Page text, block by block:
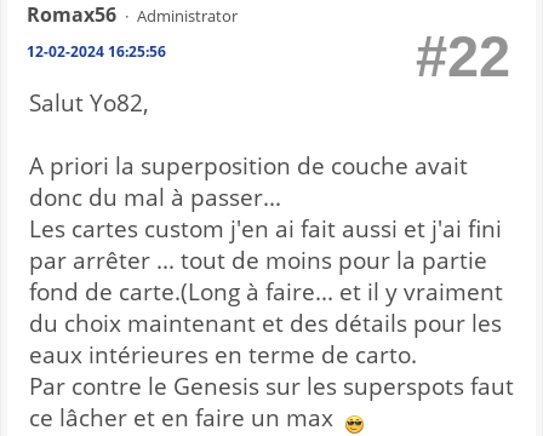
Romax56 Administrator
12-02-2024 16:25:56 #22
Salut Yo82,
A priori la superposition de couche avait
donc du mal à passer...
Les cartes custom j'en ai fait aussi et j'ai fini
par arrêter ... tout de moins pour la partie
fond de carte.(Long à faire... et il y vraiment
du choix maintenant et des détails pour les
eaux intérieures en terme de carto.
Par contre le Genesis sur les superspots faut
ce lâcher et en faire un max